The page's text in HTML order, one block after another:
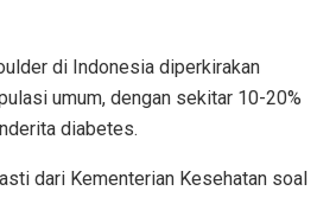
di Indonesia diperkirakan
umum, dengan sekitar 10-20%
diabetes.
dari Kementerian Kesehatan soal